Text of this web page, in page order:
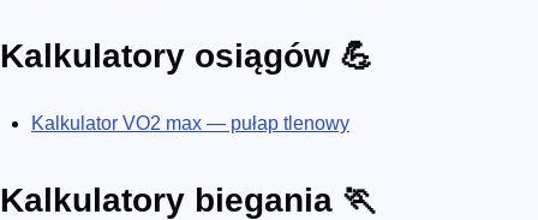
Kalkulatory osiągów 💪
Kalkulator VO2 max — pułap tlenowy
Kalkulatory biegania 🏃